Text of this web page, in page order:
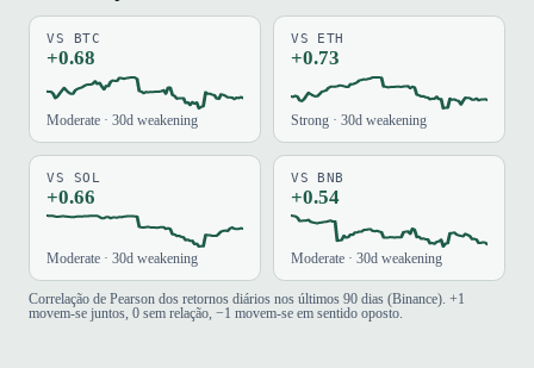
VS BTC
+0.68
Moderate · 30d weakening
VS ETH
+0.73
Strong · 30d weakening
VS SOL
+0.66
Moderate · 30d weakening
VS BNB
+0.54
Moderate · 30d weakening
Correlação de Pearson dos retornos diários nos últimos 90 dias (Binance). +1
movem-se juntos, 0 sem relação, −1 movem-se em sentido oposto.